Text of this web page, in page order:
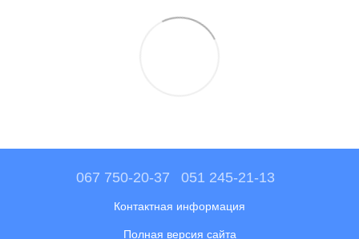
067 750-20-37 051 245-21-13
Контактная информация
Полная версия сайта